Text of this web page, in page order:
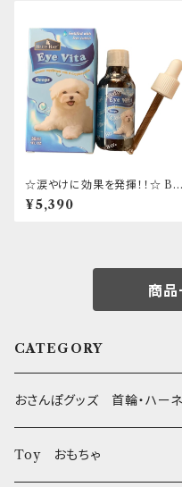
☆涙やけに効果を発揮！！☆ BL
UE BAY Eye Vita Drops 30
ml アイビタ 日本正規代理店取
¥5,390
商品
CATEGORY
おさんぽグッズ 首輪・ハーネ
フントヒュッテオリジナル
Toy おもちゃ